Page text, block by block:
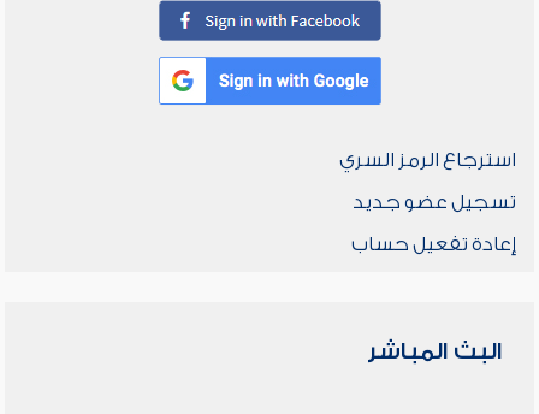
استرجاع الرمز السري
تسجيل عضو جديد
إعادة تفعيل حساب
البث المباشر